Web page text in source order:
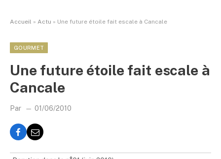
Accueil » Actu » Une future étoile fait escale à Cancale
GOURMET
Une future étoile fait escale à
Cancale
Par 01/06/2010